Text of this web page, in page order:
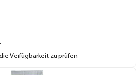
Verfügbarkeit zu prüfen